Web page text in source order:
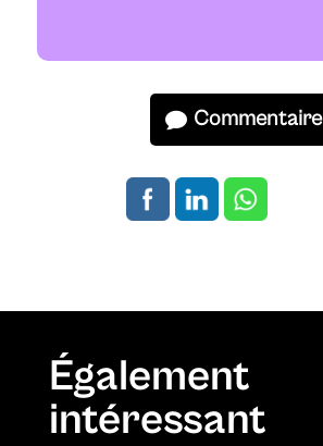
Commentaire
Également
intéressant